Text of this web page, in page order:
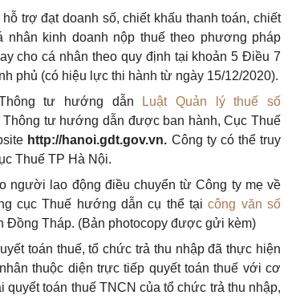
trợ đạt doanh số, chiết khấu thanh toán, chiết
kinh doanh nộp thuế theo phương pháp
cho cá nhân theo quy định tại khoản 5 Điều 7
phủ (có hiệu lực thi hành từ ngày 15/12/2020).
tư hướng dẫn
Luật Quản lý thuế số
tư hướng dẫn được ban hành, Cục Thuế
http://hanoi.gdt.gov.vn. Công ty có thể truy
Thuế TP Hà Nội.
người lao động điều chuyển từ Công ty mẹ về
cục Thuế hướng dẫn cụ thể tạicông văn số
Đồng Tháp. (Bản photocopy được gửi kèm)
toán thuế, tổ chức trả thu nhập đã thực hiện
thuộc diện trực tiếp quyết toán thuế với cơ
toán thuế TNCN của tổ chức trả thu nhập,